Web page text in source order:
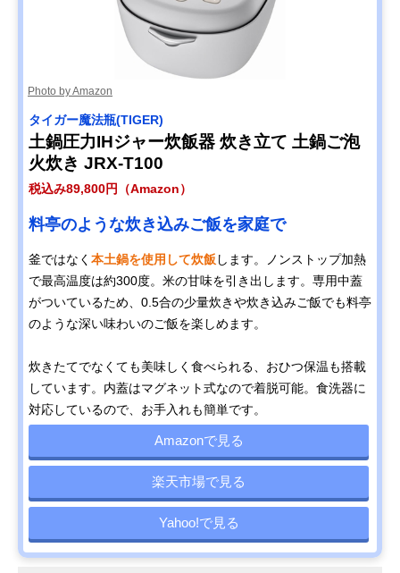
Photo by Amazon
タイガー魔法瓶(TIGER)
土鍋圧力IHジャー炊飯器 炊き立て 土鍋ご泡
火炊き JRX-T100
税込み89,800円（Amazon）
料亭のような炊き込みご飯を家庭で
釜ではなく 本土鍋を使用して炊飯 します。ノンストップ加熱
で最高温度は約300度。米の甘味を引き出します。専用中蓋
がついているため、0.5合の少量炊きや炊き込みご飯でも料亭
のような深い味わいのご飯を楽しめます。
炊きたてでなくても美味しく食べられる、おひつ保温も搭載
しています。内蓋はマグネット式なので着脱可能。食洗器に
対応しているので、お手入れも簡単です。
Amazonで見る
楽天市場で見る
Yahoo!で見る